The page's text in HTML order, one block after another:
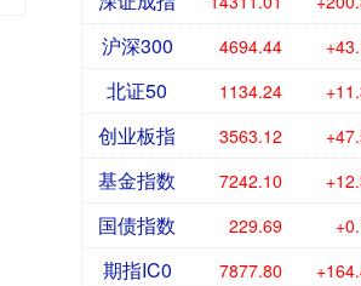
沪深300 4694.44
北证50 1134.24
创业板指 3563.12
基金指数 7242.10
国债指数 229.69
期指IC0 7877.80